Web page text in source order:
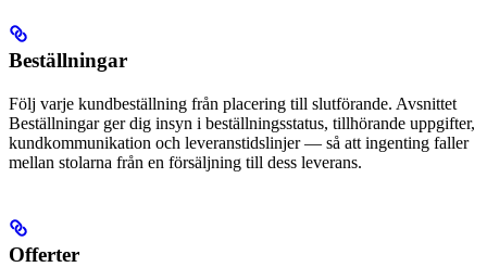
Beställningar
Följ varje kundbeställning från placering till slutförande. Avsnittet
Beställningar ger dig insyn i beställningsstatus, tillhörande uppgifter,
kundkommunikation och leveranstidslinjer — så att ingenting faller
mellan stolarna från en försäljning till dess leverans.
Offerter